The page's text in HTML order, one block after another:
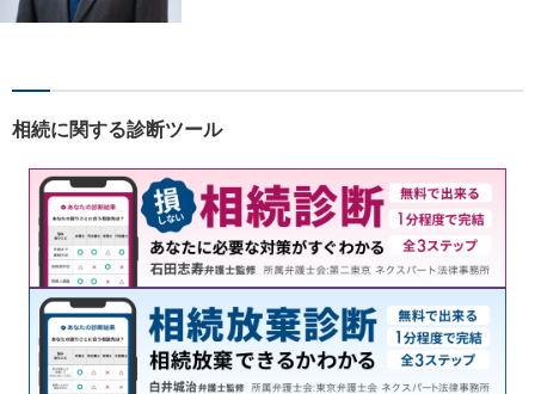
い！
相続に関する診断ツール